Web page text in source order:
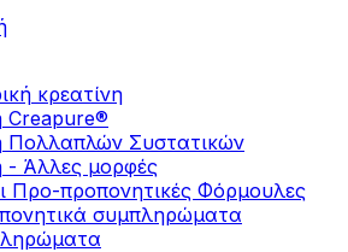
κρεατίνη
Creapure®
Πολλαπλών Συστατικών
- Άλλες μορφές
Προ-προπονητικές Φόρμουλες
συμπληρώματα